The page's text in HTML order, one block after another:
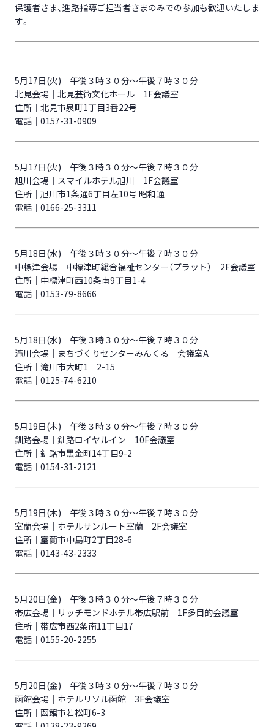
保護者さま、進路指導ご担当者さまのみでの参加も歓迎いたしま
す。
5月17日(火) 午後３時３０分～午後７時３０分
北見会場｜北見芸術文化ホール 1F会議室
住所｜北見市泉町1丁目3番22号
電話｜0157-31-0909
5月17日(火) 午後３時３０分～午後７時３０分
旭川会場｜スマイルホテル旭川 1F会議室
住所｜旭川市1条通6丁目左10号 昭和通
電話｜0166-25-3311
5月18日(水) 午後３時３０分～午後７時３０分
中標津会場｜中標津町総合福祉センター（プラット） 2F会議室
住所｜中標津町西10条南9丁目1-4
電話｜0153-79-8666
5月18日(水) 午後３時３０分～午後７時３０分
滝川会場｜まちづくりセンターみんくる 会議室A
住所｜滝川市大町1‐2-15
電話｜0125-74-6210
5月19日(木) 午後３時３０分～午後７時３０分
釧路会場｜釧路ロイヤルイン 10F会議室
住所｜釧路市黒金町14丁目9-2
電話｜0154-31-2121
5月19日(木) 午後３時３０分～午後７時３０分
室蘭会場｜ホテルサンルート室蘭 2F会議室
住所｜室蘭市中島町2丁目28-6
電話｜0143-43-2333
5月20日(金) 午後３時３０分～午後７時３０分
帯広会場｜リッチモンドホテル帯広駅前 1F多目的会議室
住所｜帯広市西2条南11丁目17
電話｜0155-20-2255
5月20日(金) 午後３時３０分～午後７時３０分
函館会場｜ホテルリソル函館 3F会議室
住所｜函館市若松町6-3